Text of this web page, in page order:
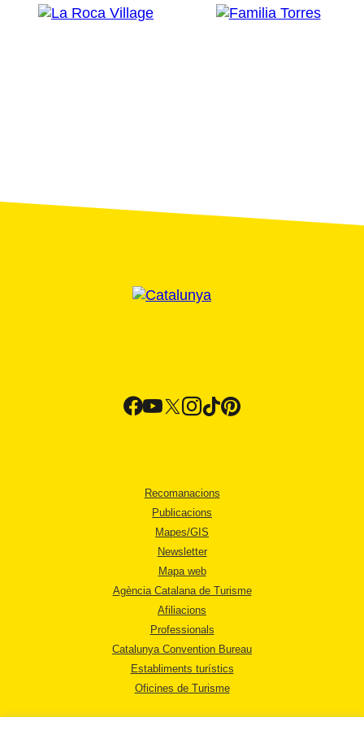
Recomanacions
Publicacions
Mapes/GIS
Newsletter
Mapa web
Agència Catalana de Turisme
Afiliacions
Professionals
Catalunya Convention Bureau
Establiments turístics
Oficines de Turisme